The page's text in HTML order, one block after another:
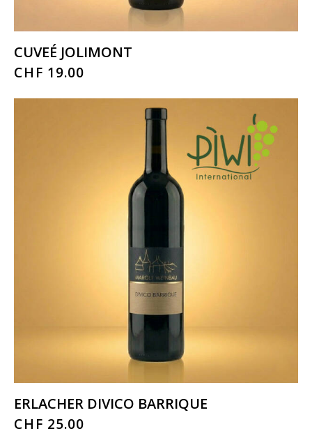
CUVEÉ JOLIMONT
CHF 19.00
ERLACHER DIVICO BARRIQUE
CHF 25.00